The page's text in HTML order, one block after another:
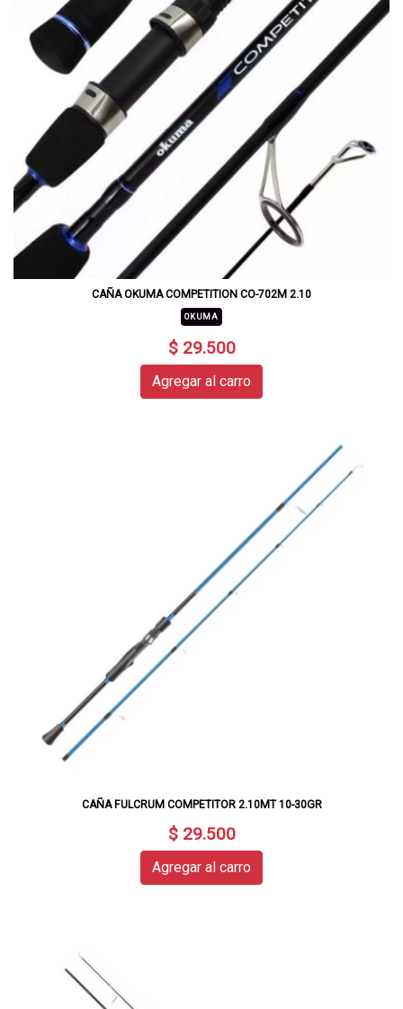
CAÑA OKUMA COMPETITION CO-702M 2.10
OKUMA
$ 29.500
Agregar al carro
CAÑA FULCRUM COMPETITOR 2.10MT 10-30GR
$ 29.500
Agregar al carro